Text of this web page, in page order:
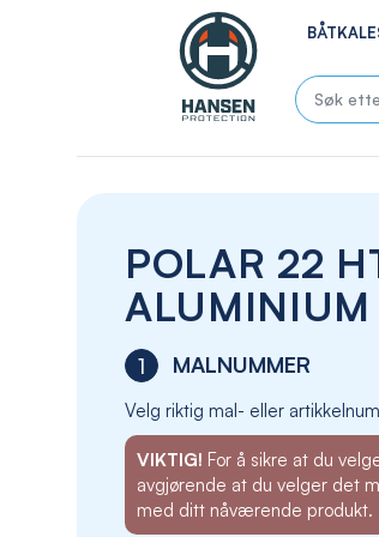
POLAR 22
ALUMINIUM
1 MALNUMMER
Velg riktig mal- eller
VIKTIG! For å sikre at du
avgjørende at du velger det
med ditt nåværende produkt.